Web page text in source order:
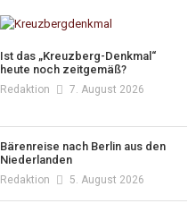
Ist das „Kreuzberg-Denkmal“
heute noch zeitgemäß?
Redaktion 7. August 2026
Bärenreise nach Berlin aus den
Niederlanden
Redaktion 5. August 2026